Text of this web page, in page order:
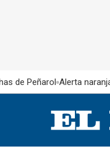
de Peñarol Alerta